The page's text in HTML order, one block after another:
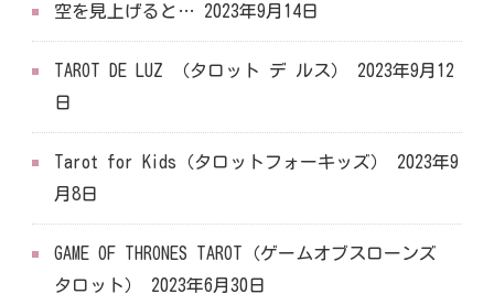
空を見上げると… 2023年9月14日
TAROT DE LUZ （タロット デ ルス）
2023年9月12
日
Tarot for Kids（タロットフォーキッズ）
2023年9
月8日
GAME OF THRONES TAROT（ゲームオブスローンズ
タロット）
2023年6月30日